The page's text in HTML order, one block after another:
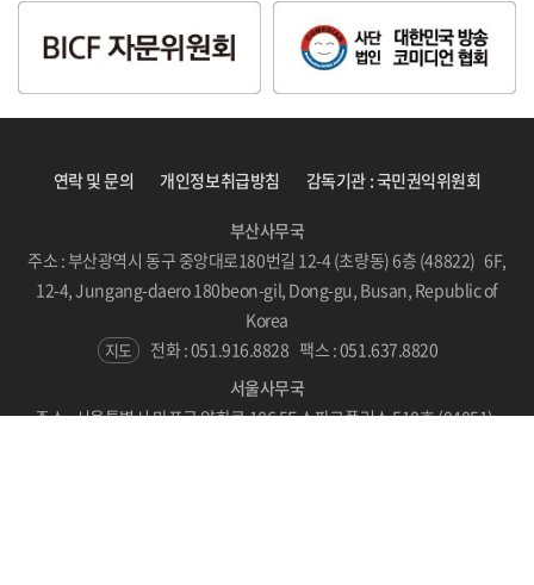
연락 및 문의 개인정보취급방침 감독기관 : 국민권익위원회
부산사무국
주소 : 부산광역시 동구 중앙대로180번길 12-4 (초량동) 6층 (48822) 6F,
12-4, Jungang-daero 180beon-gil, Dong-gu, Busan, Republic of
Korea
지도 전화 : 051.916.8828 팩스 : 051.637.8820
서울사무국
주소 : 서울특별시 마포구 양화로 186 5F 스파크플러스 510호 (04051)